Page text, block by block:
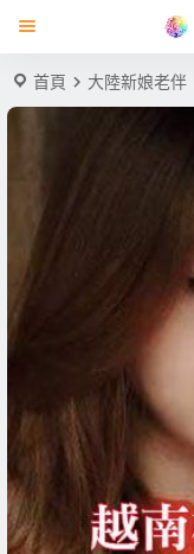
首頁 大陸新娘老伴